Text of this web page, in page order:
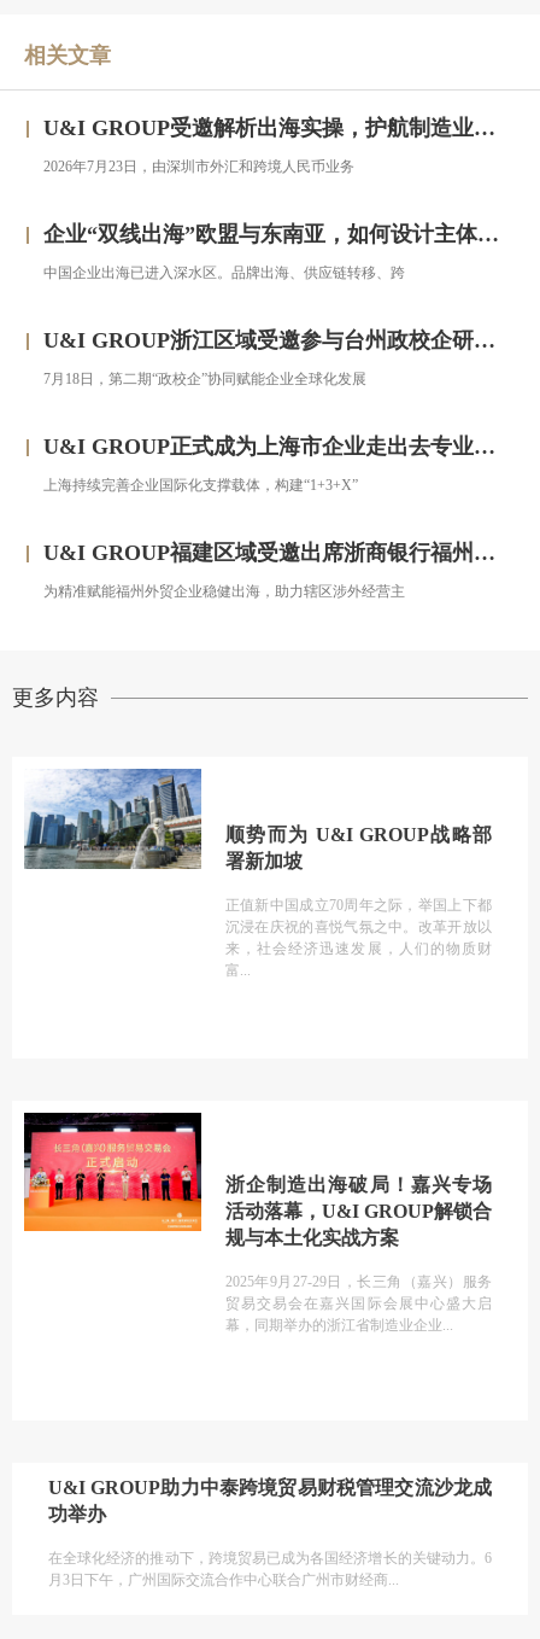
相关文章
U&I GROUP受邀解析出海实操，护航制造业企业汇率风险管理
2026年7月23日，由深圳市外汇和跨境人民币业务
企业“双线出海”欧盟与东南亚，如何设计主体架构？——对话汇智集团
中国企业出海已进入深水区。品牌出海、供应链转移、跨
U&I GROUP浙江区域受邀参与台州政校企研修班，助力浙企搭建跨境投资合规框架
7月18日，第二期“政校企”协同赋能企业全球化发展
U&I GROUP正式成为上海市企业走出去专业服务联盟成员
上海持续完善企业国际化支撑载体，构建“1+3+X”
U&I GROUP福建区域受邀出席浙商银行福州分行跨境金融服务宣讲会圆满落幕
为精准赋能福州外贸企业稳健出海，助力辖区涉外经营主
更多内容
顺势而为 U&I GROUP战略部
署新加坡
正值新中国成立70周年之际，举国上下都
沉浸在庆祝的喜悦气氛之中。改革开放以
来，社会经济迅速发展，人们的物质财
富
浙企制造出海破局！嘉兴专场
活动落幕，U&I GROUP解锁合
规与本土化实战方案
2025年9月27-29日，长三角（嘉兴）服务
贸易交易会在嘉兴国际会展中心盛大启
幕，同期举办的浙江省制造业企业
U&I GROUP助力中泰跨境贸易财税管理交流沙龙成
功举办
在全球化经济的推动下，跨境贸易已成为各国经济增长的关键动力。6
月3日下午，广州国际交流合作中心联合广州市财经商